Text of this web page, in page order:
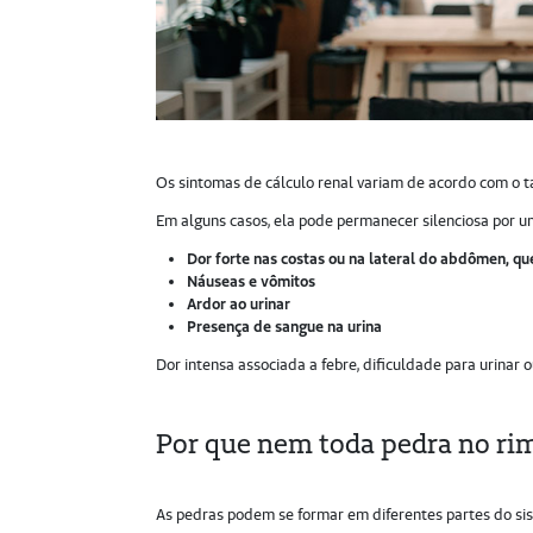
Os sintomas de cálculo renal variam de acordo com o
Em alguns casos, ela pode permanecer silenciosa por
Dor forte nas costas ou na lateral do abdômen,
Náuseas e vômitos
Ardor ao urinar
Presença de sangue na urina
Dor intensa associada a febre, dificuldade para urinar
Por que nem toda pedra no
As pedras podem se formar em diferentes partes do